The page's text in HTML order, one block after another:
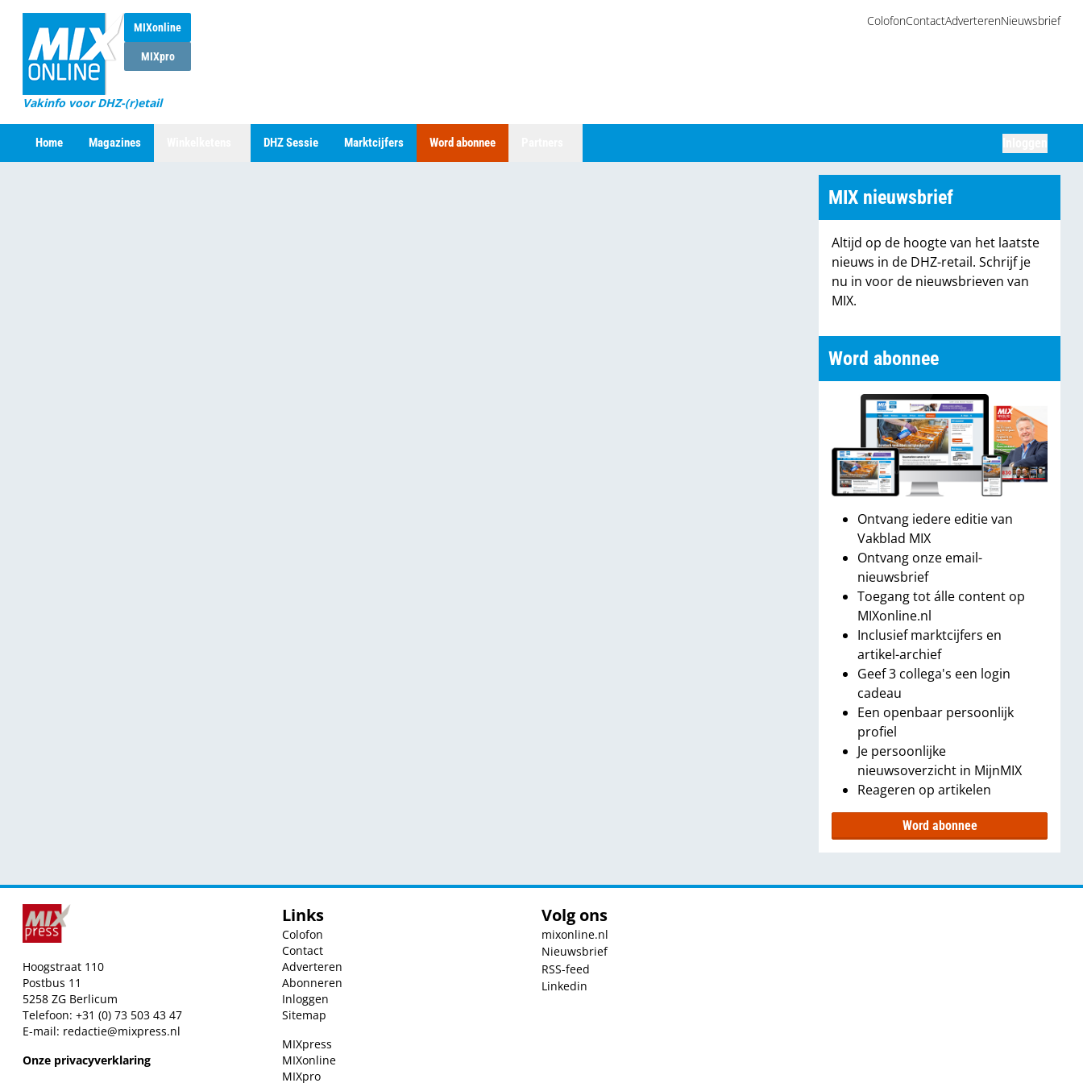
MIXonline
MIXpro
Vakinfo voor DHZ-(r)etail
ColofonContactAdverterenNieuwsbrief
Home Magazines DHZ Sessie Marktcijfers Word abonnee
MIX nieuwsbrief
Altijd op de hoogte van het laatste
nieuws in de DHZ-retail. Schrijf je
nu in voor de nieuwsbrieven van
MIX.
Word abonnee
Ontvang iedere editie van
Vakblad MIX
Ontvang onze email-
nieuwsbrief
Toegang tot álle content op
MIXonline.nl
Inclusief marktcijfers en
artikel-archief
Geef 3 collega's een login
cadeau
Een openbaar persoonlijk
profiel
Je persoonlijke
nieuwsoverzicht in MijnMIX
Reageren op artikelen
Word abonnee
Hoogstraat 110
Postbus 11
5258 ZG Berlicum
Telefoon: +31 (0) 73 503 43 47
E-mail: redactie@mixpress.nl
Onze privacyverklaring
Links
Colofon
Contact
Adverteren
Abonneren
Inloggen
Sitemap
MIXpress
MIXonline
MIXpro
Volg ons
mixonline.nl
Nieuwsbrief
RSS-feed
Linkedin